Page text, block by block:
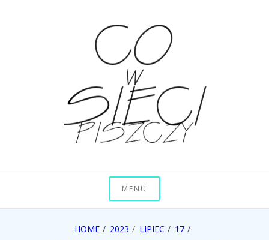
Co w sieci piszczy
MENU
HOME 2023 LIPIEC
17